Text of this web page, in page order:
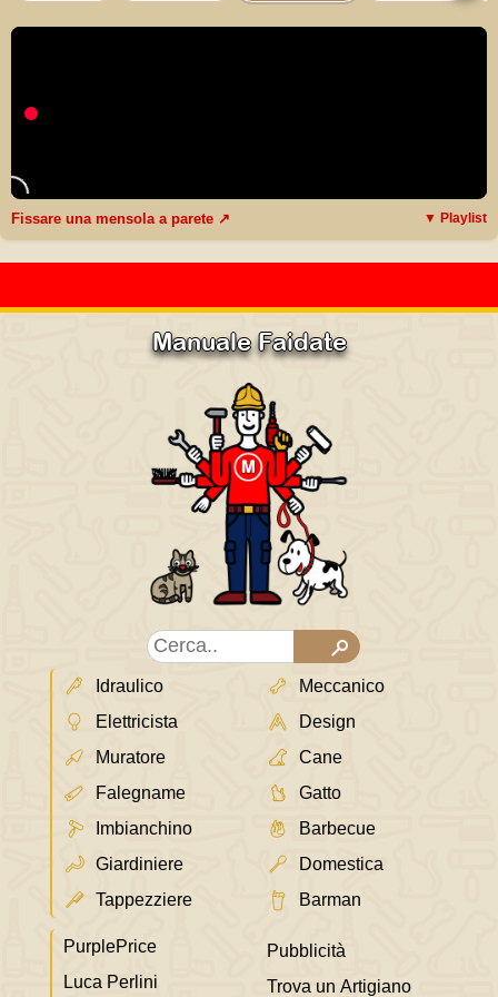
Fissare una mensola a parete ↗ ▼ Playlist
Manuale Faidate
Idraulico
Elettricista
Muratore
Falegname
Imbianchino
Giardiniere
Tappezziere
Meccanico
Design
Cane
Gatto
Barbecue
Domestica
Barman
PurplePrice
Luca Perlini
Pubblicità
Trova un Artigiano